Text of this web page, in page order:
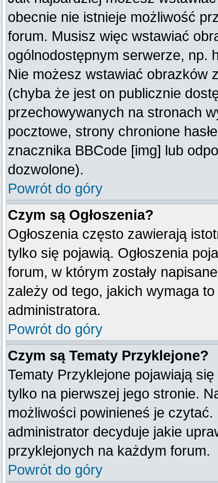
obecnie nie istnieje możliwość
forum. Musisz więc wstawiać
ogólnodostępnym serwerze, np.
Nie możesz wstawiać obrazków
(chyba że jest on publicznie
przechowywanych na stronach
pocztowe, strony chronione
znacznika BBCode [img] lub
dozwolone).
Powrót do góry
Czym są Ogłoszenia?
Ogłoszenia często zawierają
tylko się pojawią. Ogłoszenia
forum, w którym zostały
zależy od tego, jakich wymaga
administratora.
Powrót do góry
Czym są Tematy Przyklejone?
Tematy Przyklejone pojawiają
tylko na pierwszej jego stronie.
możliwości powinieneś je czytać.
administrator decyduje jakie
przyklejonych na każdym forum.
Powrót do góry